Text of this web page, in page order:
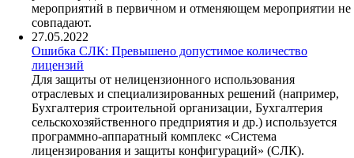
мероприятий в первичном и отменяющем мероприятии не
совпадают.
27.05.2022
Ошибка СЛК: Превышено допустимое количество
лицензий
Для защиты от нелицензионного использования
отраслевых и специализированных решений (например,
Бухгалтерия строительной организации, Бухгалтерия
сельскохозяйственного предприятия и др.) используется
программно-аппаратный комплекс «Система
лицензирования и защиты конфигураций» (СЛК).